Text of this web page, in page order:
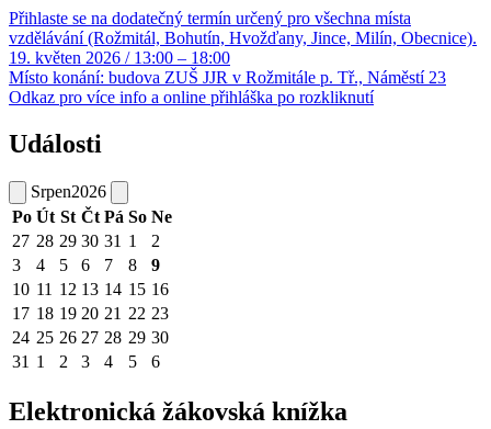
Přihlaste se na dodatečný termín určený pro všechna místa
vzdělávání (Rožmitál, Bohutín, Hvožďany, Jince, Milín, Obecnice).
19. květen 2026 / 13:00 – 18:00
Místo konání: budova ZUŠ JJR v Rožmitále p. Tř., Náměstí 23
Odkaz pro více info a online přihláška po rozkliknutí
Události
Srpen2026
Po Út St Čt Pá So Ne
27 28 29 30 31 1
2
3
4 5 6 7 8
9
10 11 12 13 14 15 16
17 18 19 20 21 22 23
24 25 26 27 28 29 30
31 1 2 3 4 5 6
Elektronická žákovská knížka